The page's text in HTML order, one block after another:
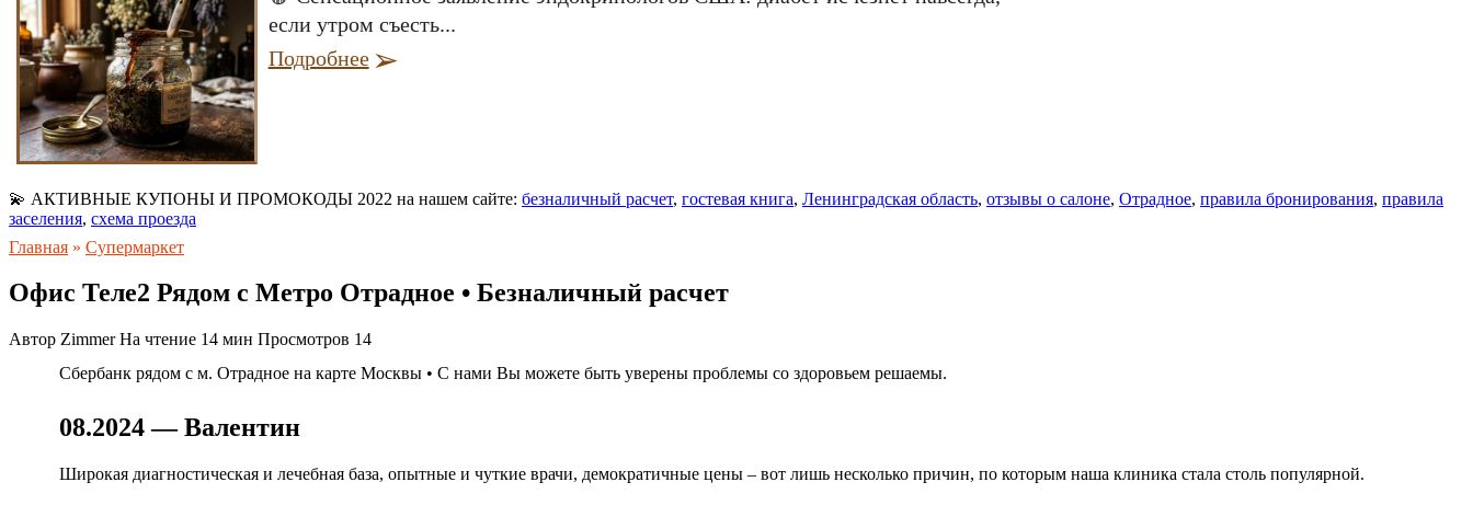
если утром съесть...
Подробнее
💫 АКТИВНЫЕ КУПОНЫ И ПРОМОКОДЫ 2022 на нашем сайте: безналичный расчет, гостевая книга, Ленинградская область, отзывы о салоне, Отрадное, правила бронирования, правила
заселения, схема проезда
Главная » Супермаркет
Офис Теле2 Рядом с Метро Отрадное • Безналичный расчет
Автор Zimmer На чтение 14 мин Просмотров 14
Сбербанк рядом с м. Отрадное на карте Москвы • С нами Вы можете быть уверены проблемы со здоровьем решаемы.
08.2024 — Валентин
Широкая диагностическая и лечебная база, опытные и чуткие врачи, демократичные цены – вот лишь несколько причин, по которым наша клиника стала столь популярной.